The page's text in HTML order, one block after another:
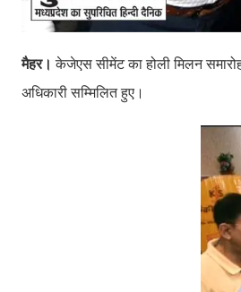
मैहर।केजेएस सीमेंट का होली मिलन
अधिकारी सम्मिलित हुए।